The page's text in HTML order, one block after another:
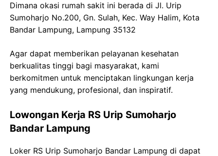
Dimana okasi rumah sakit ini berada di Jl. Urip
Sumoharjo No.200, Gn. Sulah, Kec. Way Halim, Kota
Bandar Lampung, Lampung 35132
Agar dapat memberikan pelayanan kesehatan
berkualitas tinggi bagi masyarakat, kami
berkomitmen untuk menciptakan lingkungan kerja
yang mendukung, profesional, dan inspiratif.
Lowongan Kerja RS Urip Sumoharjo
Bandar Lampung
Loker RS Urip Sumoharjo Bandar Lampung di dapat